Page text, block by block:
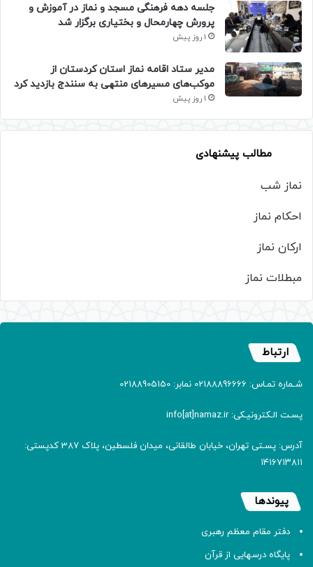
جلسه دهه فرهنگی مسجد و نماز در آموزش و
پرورش چهارمحال و بختیاری برگزار شد
1 روز پیش
مدیر ستاد اقامه نماز استان کردستان از
موکب‌های مسیرهای منتهی به سنندج بازدید کرد
1 روز پیش
مطالب پیشنهادی
نماز شب
احکام نماز
ارکان نماز
مبطلات نماز
ارتباط
شـماره تمـاس: 02188896666 نمابر: 02188905150
پسـت الـکترونیـکی: info[at]namaz.ir
آدرس: پسـتی تهران، خیابان طالقانی، میدان فلسطین، پلاک 387 کدپستی:
۱۴۱۶۷۱۳۸۱۱
پیوندها
دفتر مقام معظم رهبری
پایگاه درسهایی از قرآن